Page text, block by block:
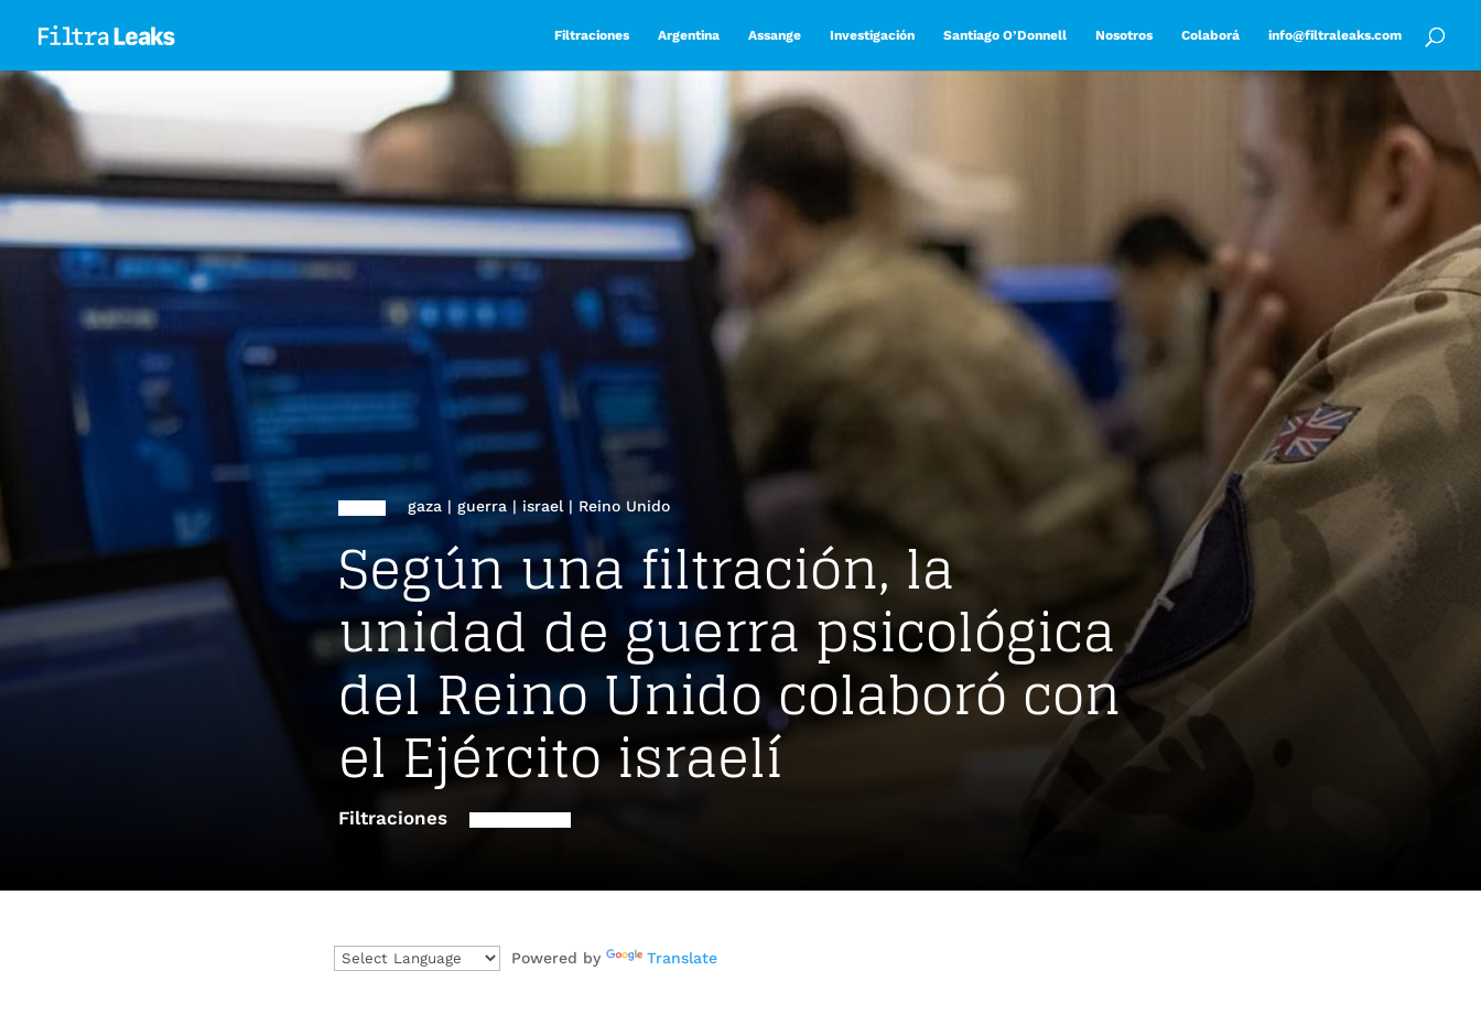
Filtraciones Argentina Assange Investigación Santiago O’Donnell Nosotros Colaborá info@filtraleaks.com
gaza | guerra|israel| Reino Unido
Según una filtración, la
unidad de guerra psicológica
del Reino Unido colaboró con
el Ejército israelí
Filtraciones
Powered by Translate